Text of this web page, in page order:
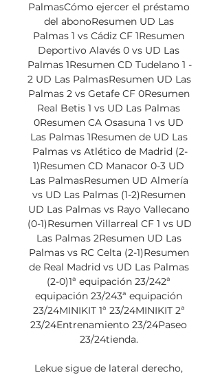
PalmasCómo ejercer el préstamo
del abonoResumen UD Las
Palmas 1 vs Cádiz CF 1Resumen
Deportivo Alavés 0 vs UD Las
Palmas 1Resumen CD Tudelano 1 -
2 UD Las PalmasResumen UD Las
Palmas 2 vs Getafe CF 0Resumen
Real Betis 1 vs UD Las Palmas
0Resumen CA Osasuna 1 vs UD
Las Palmas 1Resumen de UD Las
Palmas vs Atlético de Madrid (2-
1)Resumen CD Manacor 0-3 UD
Las PalmasResumen UD Almería
vs UD Las Palmas (1-2)Resumen
UD Las Palmas vs Rayo Vallecano
(0-1)Resumen Villarreal CF 1 vs UD
Las Palmas 2Resumen UD Las
Palmas vs RC Celta (2-1)Resumen
de Real Madrid vs UD Las Palmas
(2-0)1ª equipación 23/242ª
equipación 23/243ª equipación
23/24MINIKIT 1ª 23/24MINIKIT 2ª
23/24Entrenamiento 23/24Paseo
23/24tienda.
Lekue sigue de lateral derecho,